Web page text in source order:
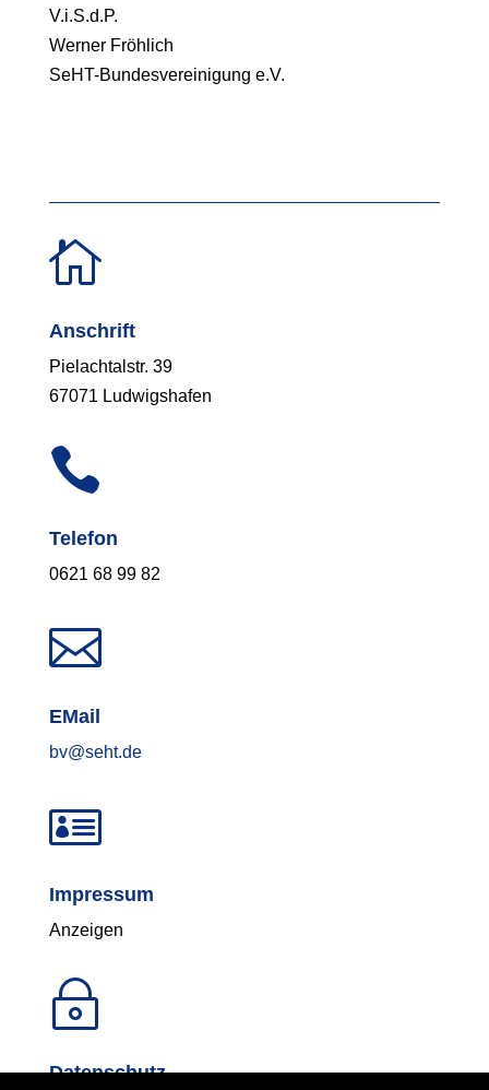
V.i.S.d.P.
Werner Fröhlich
SeHT-Bundesvereinigung e.V.

Anschrift
Pielachtalstr. 39
67071 Ludwigshafen

Telefon
0621 68 99 82

EMail
bv@seht.de

Impressum
Anzeigen
~
Datenschutz